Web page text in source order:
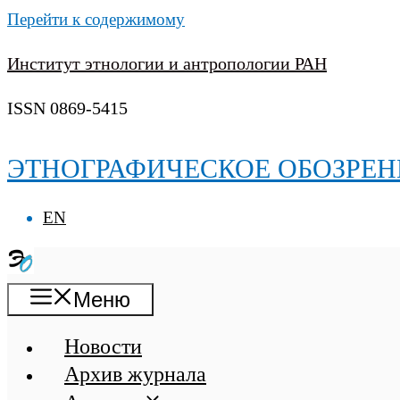
Перейти к содержимому
Институт этнологии и антропологии РАН
ISSN 0869-5415
ЭТНОГРАФИЧЕСКОЕ
EN
Меню
Новости
Архив журнала